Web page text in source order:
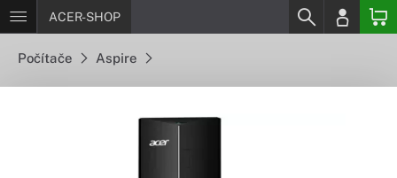
ACER-SHOP
Počítače Aspire